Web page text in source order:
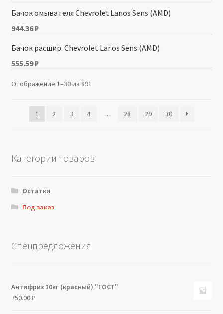
Бачок омывателя Chevrolet Lanos Sens (AMD)
944.36₽
Бачок расшир. Chevrolet Lanos Sens (AMD)
555.59₽
Отображение 1–30 из 891
1 2 3 4 … 28 29 30
Категории товаров
Остатки
Под заказ
Спецпредложения
Антифриз 10кг (красный) "ГОСТ"
750.00₽